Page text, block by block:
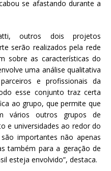
se afastando durante a
outros dois projetos
serão realizados pela rede
sobre as características do
uma análise qualitativa
e profissionais da
esse conjunto traz certa
ao grupo, que permite que
vários outros grupos de
e universidades ao redor do
importantes não apenas
também para a geração de
esteja envolvido”, destaca.